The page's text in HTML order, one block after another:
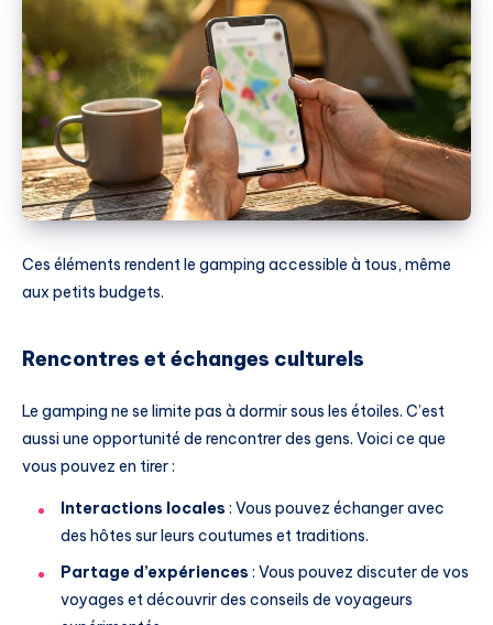
Ces éléments rendent le gamping accessible à tous, même
aux petits budgets.
Rencontres et échanges culturels
Le gamping ne se limite pas à dormir sous les étoiles. C’est
aussi une opportunité de rencontrer des gens. Voici ce que
vous pouvez en tirer :
Interactions locales : Vous pouvez échanger avec
des hôtes sur leurs coutumes et traditions.
Partage d’expériences : Vous pouvez discuter de vos
voyages et découvrir des conseils de voyageurs